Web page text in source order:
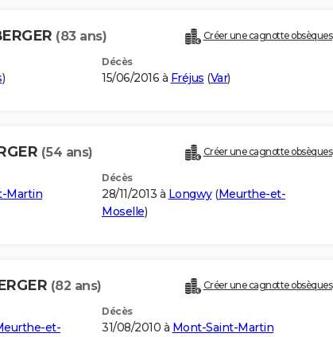
(83 ans) Créer une cagnotte obsèques
)
Décès
15/06/2016 à Fréjus (Var)
(54 ans) Créer une cagnotte obsèques
Martin
Décès
28/11/2013 à Longwy(Meurthe-et-
Moselle)
(82 ans) Créer une cagnotte obsèques
et-
Décès
31/08/2010 à Mont-Saint-Martin